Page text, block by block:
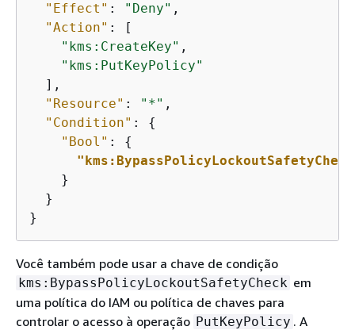
"Effect" : "Deny" ,
"Action" : [
"kms:CreateKey" ,
"kms:PutKeyPolicy"
  ],
"Resource" : "*" ,
"Condition" : {
"Bool" : {
    }
  }
}
Você também pode usar a chave de condição
kms:BypassPolicyLockoutSafetyCheck em
uma política do IAM ou política de chaves para
controlar o acesso à operação PutKeyPolicy . A